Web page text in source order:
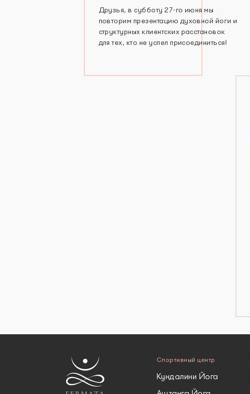
Друзья, в субботу 27-го июня мы
повторим презентацию духовной йоги и
структурных клиентских расстановок
для тех, кто не успел присоединиться!
Спортивный центр
Кундалини Йога